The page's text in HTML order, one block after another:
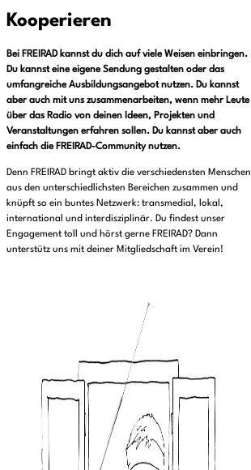
Kooperieren
Bei FREIRAD kannst du dich auf viele Weisen einbringen.
Du kannst eine eigene Sendung gestalten oder das
umfangreiche Ausbildungsangebot nutzen. Du kannst
aber auch mit uns zusammenarbeiten, wenn mehr Leute
über das Radio von deinen Ideen, Projekten und
Veranstaltungen erfahren sollen. Du kannst aber auch
einfach die FREIRAD-Community nutzen.
Denn FREIRAD bringt aktiv die verschiedensten Menschen
aus den unterschiedlichsten Bereichen zusammen und
knüpft so ein buntes Netzwerk: transmedial, lokal,
international und interdisziplinär. Du findest unser
Engagement toll und hörst gerne FREIRAD? Dann
unterstütz uns mit deiner Mitgliedschaft im Verein!